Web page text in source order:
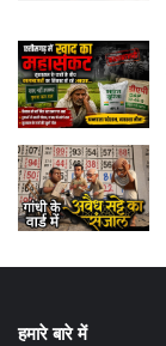
हमारे बारे में